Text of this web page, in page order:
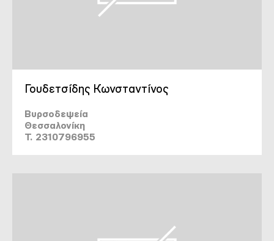
Γουδετσίδης Κωνσταντίνος
Βυρσοδεψεία
Θεσσαλονίκη
T. 2310796955